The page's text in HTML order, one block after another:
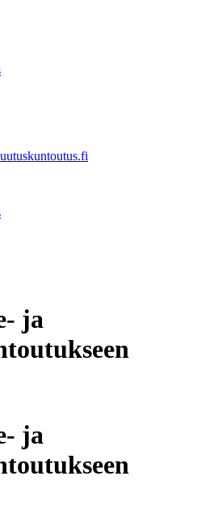
ja
ja